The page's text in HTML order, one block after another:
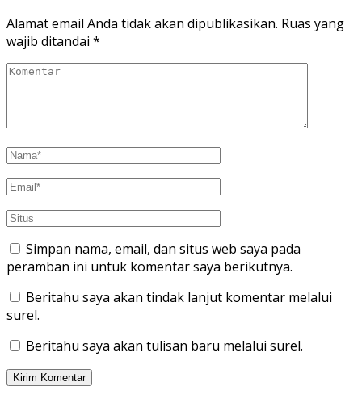
Alamat email Anda tidak akan dipublikasikan. Ruas yang
wajib ditandai *
Simpan nama, email, dan situs web saya pada
peramban ini untuk komentar saya berikutnya.
Beritahu saya akan tindak lanjut komentar melalui
surel.
Beritahu saya akan tulisan baru melalui surel.